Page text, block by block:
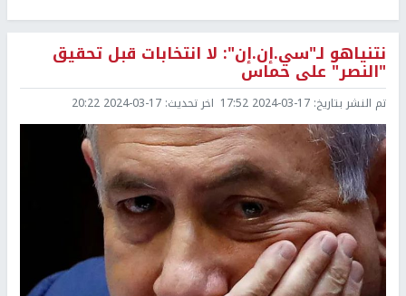
نتنياهو لـ"سي.إن.إن": لا انتخابات قبل تحقيق
"النصر" على حماس
تم النشر بتاريخ: 2024-03-17 17:52 اخر تحديث: 2024-03-17 20:22